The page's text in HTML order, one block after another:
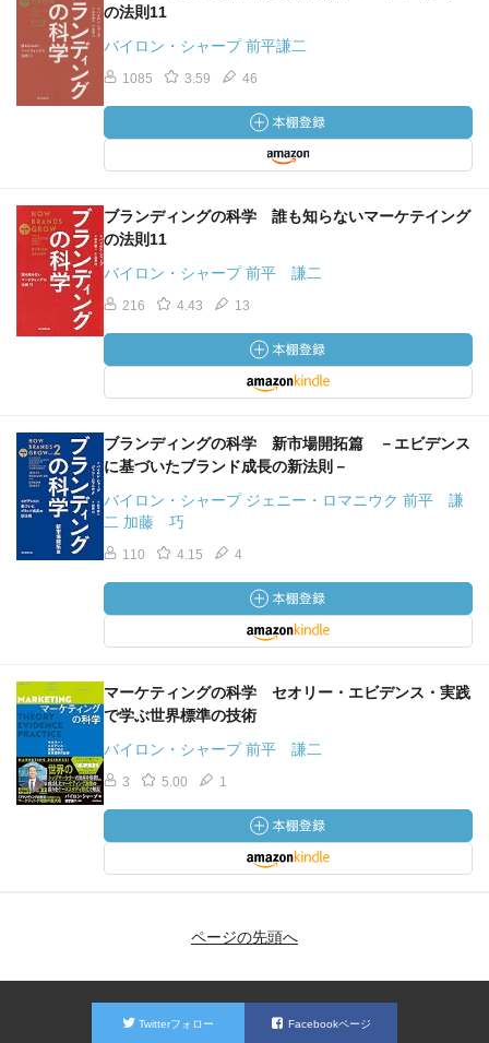
の法則11
バイロン・シャープ 前平謙二
1085 3.59 46
ブランディングの科学 誰も知らないマーケテイング
の法則11
バイロン・シャープ 前平 謙二
216 4.43 13
ブランディングの科学 新市場開拓篇 －エビデンス
に基づいたブランド成長の新法則－
バイロン・シャープ ジェニー・ロマニウク 前平 謙
二 加藤 巧
110 4.15 4
マーケティングの科学 セオリー・エビデンス・実践
で学ぶ世界標準の技術
バイロン・シャープ 前平 謙二
3 5.00 1
ページの先頭へ
Twitterフォロー Facebookページ